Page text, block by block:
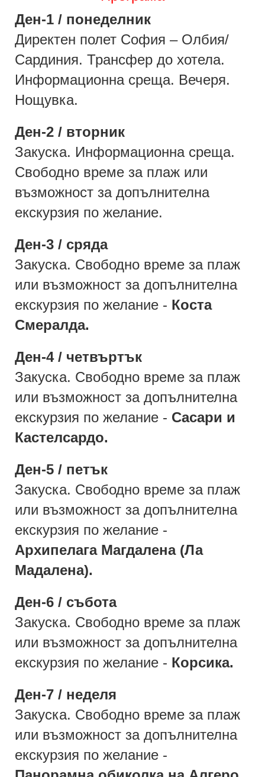
Ден-1 / понеделник
Директен полет София – Олбия/
Сардиния. Трансфер до хотела.
Информационна среща. Вечеря.
Нощувка.
Ден-2 / вторник
Закуска. Информационна среща.
Свободно време за плаж или
възможност за допълнителна
екскурзия по желание.
Ден-3 / сряда
Закуска. Свободно време за плаж
или възможност за допълнителна
екскурзия по желание - Коста
Смералда.
Ден-4 / четвъртък
Закуска. Свободно време за плаж
или възможност за допълнителна
екскурзия по желание - Сасари и
Кастелсардо.
Ден-5 / петък
Закуска. Свободно време за плаж
или възможност за допълнителна
екскурзия по желание -
Архипелага Магдалена (Ла
Мадалена).
Ден-6 / събота
Закуска. Свободно време за плаж
или възможност за допълнителна
екскурзия по желание - Корсика.
Ден-7 / неделя
Закуска. Свободно време за плаж
или възможност за допълнителна
екскурзия по желание -